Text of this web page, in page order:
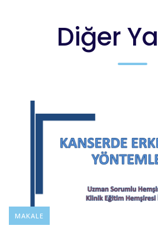
Diğer
BLOG
MAKALE